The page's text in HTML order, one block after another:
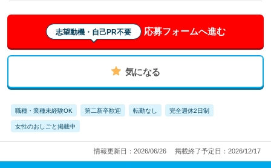
志望動機・自己PR不要 応募フォームへ進む
気になる
職種・業種未経験OK 第二新卒歓迎 転勤なし 完全週休2日制
女性のおしごと掲載中
情報更新日：2026/06/26 掲載終了予定日：2026/12/17